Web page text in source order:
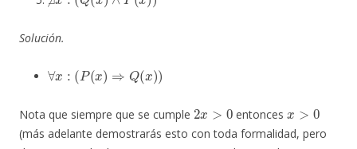
Solución.
∀ P(x ) ⇒ )
Nota que siempre que se cumple
2
entonces
(más adelante demostrarás esto con toda formalidad, pero